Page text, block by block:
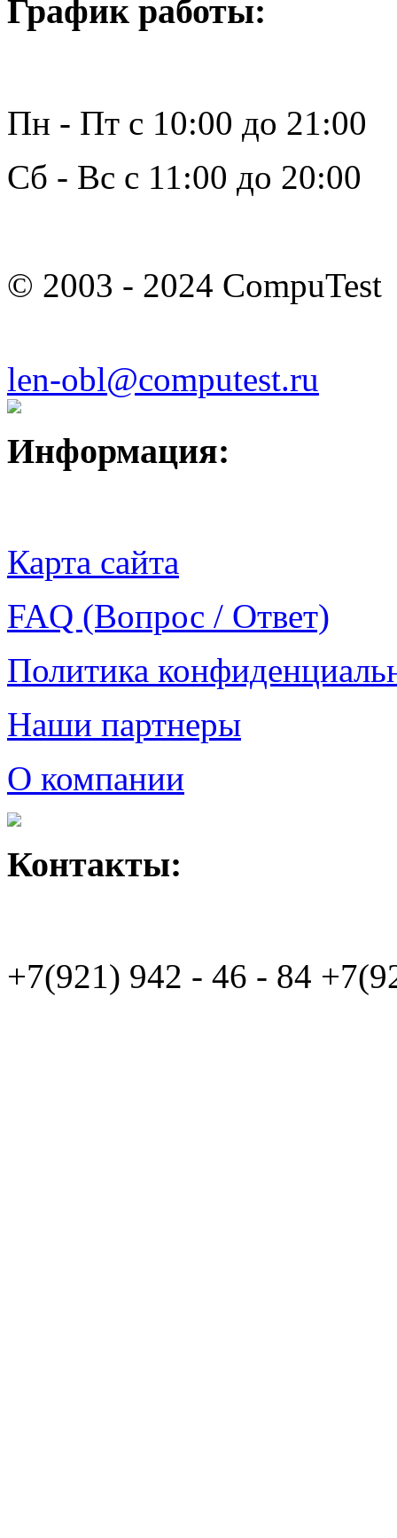
График работы:
Пн - Пт с 10:00 до 21:00
Сб - Вс с 11:00 до 20:00
© 2003 - 2024 CompuTest
len-obl@computest.ru
Информация:
Карта сайта
FAQ (Вопрос / Ответ)
Политика
Наши партнеры
О компании
Контакты:
+7(921) 942 - 46 - 84